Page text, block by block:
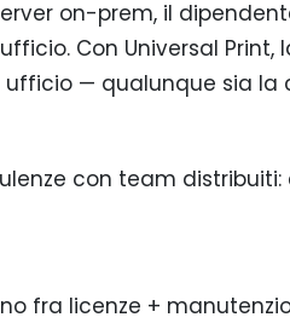
on-prem, il
Con Universal
— qualunque sia la
con team
fra licenze +